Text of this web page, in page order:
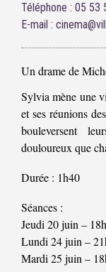
Téléphone : 05 53
E-mail :
Un drame de
Sylvia mène une
et ses réunions
bouleversent
douloureux que
Durée : 1h40
Séances :
Jeudi 20 juin – 18h
Lundi 24 juin –
Mardi 25 juin –